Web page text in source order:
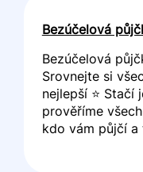
Bezúčelová
Bezúčelová
Srovnejte si
nejlepší ⭐ Stačí
prověříme
kdo vám půjčí